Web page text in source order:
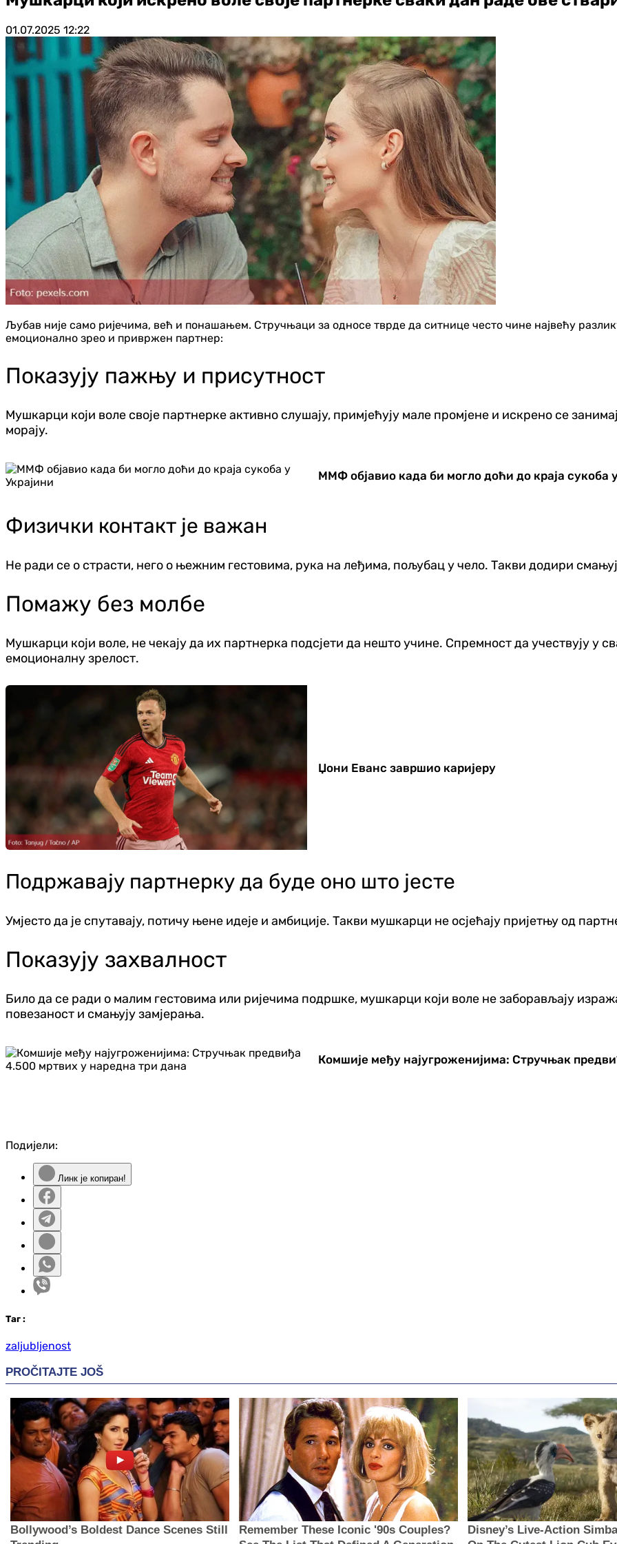
01.07.2025 12:22
Љубав није само ријечима, већ и понашањем. Стручњаци за односе тврде да ситнице често чине највећу
емоционално зрео и привржен партнер:
Показују пажњу и присутност
Мушкарци који воле своје партнерке активно слушају, примјећују мале промјене и искрено се
морају.
ММФ објавио када би могло доћи до краја сукоба
Физички контакт је важан
Не ради се о страсти, него о њежним гестовима, рука на леђима, пољубац у чело. Такви додири
Помажу без молбе
Мушкарци који воле, не чекају да их партнерка подсјети да нешто учине. Спремност да учествују у
емоционалну зрелост.
Џони Еванс завршио каријеру
Подржавају партнерку да буде оно што јесте
Умјесто да је спутавају, потичу њене идеје и амбиције. Такви мушкарци не осјећају пријетњу од
Показују захвалност
Било да се ради о малим гестовима или ријечима подршке, мушкарци који воле не заборављају
повезаност и смањују замјерања.
Комшије међу најугроженијима: Стручњак
Подијели:
Линк је копиран!
Таг :
zaljubljenost